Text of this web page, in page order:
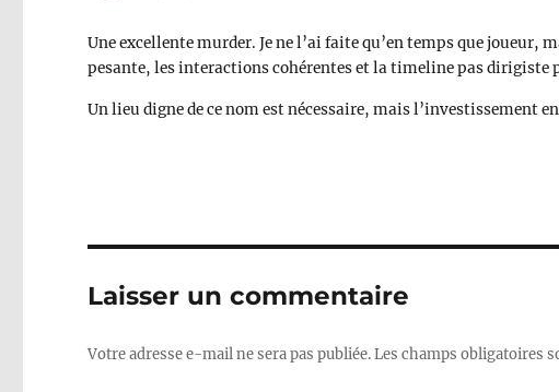
Une excellente murder. Je ne l’ai faite qu’en temps que joueur,
pesante, les interactions cohérentes et la timeline pas dirigiste
Un lieu digne de ce nom est nécessaire, mais l’investissement
Laisser un commentaire
Votre adresse e-mail ne sera pas publiée.Les champs obligatoires